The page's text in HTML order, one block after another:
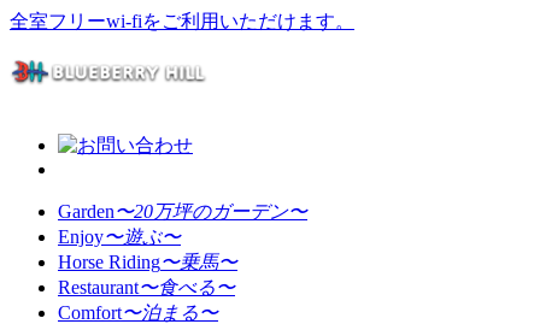
全室フリーwi-fiをご利用いただけます。
Garden〜20万坪のガーデン〜
Enjoy〜遊ぶ〜
Horse Riding〜乗馬〜
Restaurant〜食べる〜
Comfort〜泊まる〜